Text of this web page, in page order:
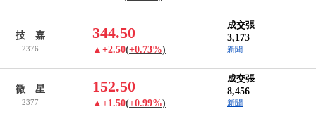
技 嘉
2376
344.50
▲+2.50(+0.73%)
成交張
3,173
新聞
微 星
2377
152.50
▲+1.50(+0.99%)
成交張
8,456
新聞